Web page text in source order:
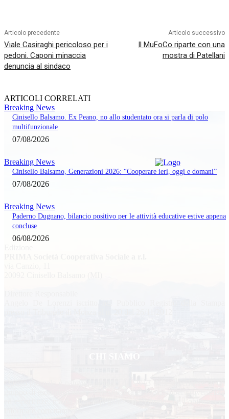
Articolo precedente
Viale Casiraghi pericoloso per i
pedoni. Caponi minaccia
denuncia al sindaco
Articolo successivo
Il MuFoCo riparte con una
mostra di Patellani
ARTICOLI CORRELATI
Breaking News
Cinisello Balsamo. Ex Peano, no allo studentato ora si parla di polo
multifunzionale
07/08/2026
Breaking News
Cinisello Balsamo, Generazioni 2026: “Cooperare ieri, oggi e domani”
07/08/2026
Breaking News
Paderno Dugnano, bilancio positivo per le attività educative estive appena
concluse
06/08/2026